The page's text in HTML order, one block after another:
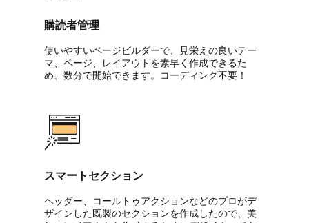
購読者管理
使いやすいページビルダーで、見栄えの良いテー
マ、ページ、レイアウトを素早く作成できるた
め、数分で開始できます。コーディング不要！
スマートセクション
ヘッダー、コールトゥアクションなどのプロがデ
ザインした既製のセクションを作成したので、美